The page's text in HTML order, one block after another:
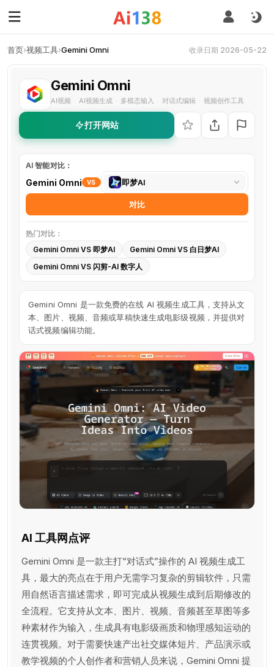
首页›视频工具›Gemini Omni 收录日期 2026-05-22
Gemini Omni
AI视频 AI视频生成 多模态输入 对话式编辑 视频创作工具
打开网站
AI 智能对比：
Gemini Omni VS
选
择
具
即梦AI
对比
热门对比：
Gemini Omni VS 即梦AI
Gemini Omni VS 白日梦AI
Gemini Omni VS 闪剪-AI 数字人
Gemini Omni 是一款免费的在线 AI 视频生成工具，支持从文
本、图片、视频、音频或草稿快速生成电影级视频，并提供对
话式视频编辑功能。
AI 工具网点评
Gemini Omni 是一款主打“对话式”操作的 AI 视频生成工
具，最大的亮点在于用户无需学习复杂的剪辑软件，只需
用自然语言描述需求，即可完成从视频生成到后期修改的
全流程。它支持从文本、图片、视频、音频甚至草图等多
种素材作为输入，生成具有电影级画质和物理感知运动的
连贯视频。对于需要快速产出社交媒体短片、产品演示或
教学视频的个人创作者和营销人员来说，Gemini Omni 提